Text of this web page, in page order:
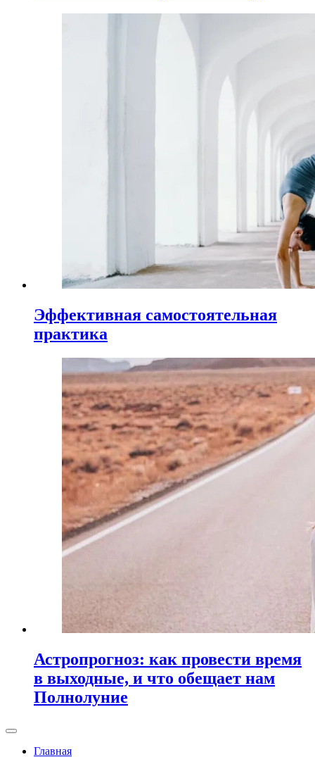
Эффективная самостоятельная
практика
Астропрогноз: как провести время
в выходные, и что обещает нам
Полнолуние
Главная